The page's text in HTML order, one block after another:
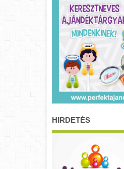
HIRDETÉS